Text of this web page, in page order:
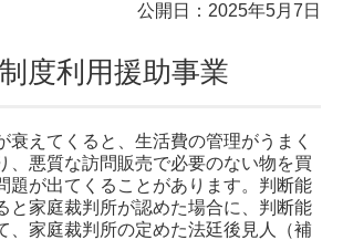
公開日：2025年5月7日
度利用援助事業
衰えてくると、生活費の管理がうまく
、悪質な訪問販売で必要のない物を買
題が出てくることがあります。判断能
と家庭裁判所が認めた場合に、判断能
、家庭裁判所の定めた法廷後見人（補